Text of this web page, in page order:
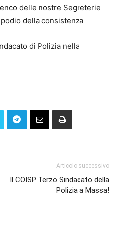
delle nostre Segreterie
della consistenza
di Polizia nella
Articolo successivo
Il COISP Terzo Sindacato della
Polizia a Massa!